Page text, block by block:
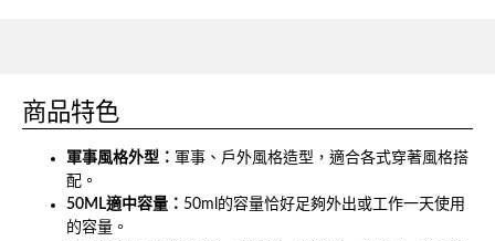
商品特色
軍事風格外型： 軍事、戶外風格造型，適合各式穿著風格搭
配。
50ML適中容量： 50ml的容量恰好足夠外出或工作一天使用
的容量。